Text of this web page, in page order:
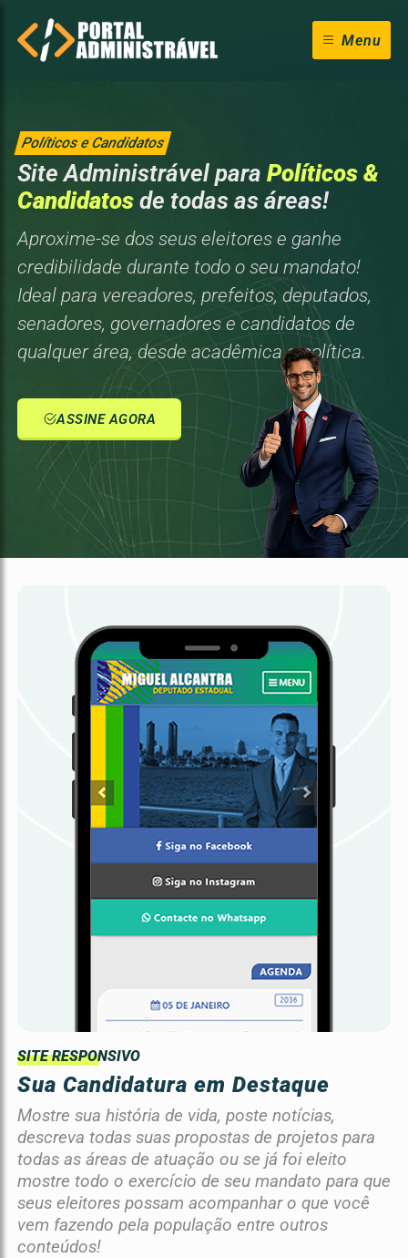
Menu
Políticos e Candidatos
Site Administrável para Políticos &
Candidatos de todas as áreas!
Aproxime-se dos seus eleitores e ganhe
credibilidade durante todo o seu mandato!
Ideal para vereadores, prefeitos, deputados,
senadores, governadores e candidatos de
qualquer área, desde acadêmica a política.
ASSINE AGORA
SITE RESPONSIVO
Sua Candidatura em Destaque
Mostre sua história de vida, poste notícias,
descreva todas suas propostas de projetos para
todas as áreas de atuação ou se já foi eleito
mostre todo o exercício de seu mandato para que
seus eleitores possam acompanhar o que você
vem fazendo pela população entre outros
conteúdos!